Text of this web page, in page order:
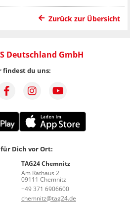
Zurück zur Übersicht
Deutschland GmbH
findest du uns:
Dich vor Ort:
TAG24 Chemnitz
Am Rathaus 2
09111 Chemnitz
+49 371 6906600
chemnitz@tag24.de